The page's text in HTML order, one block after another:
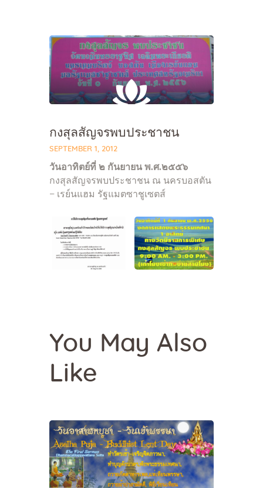
Home
About Us
Classes & Events
Meditation
Galleries
กงสุลสัญจรพบประชาชน
SEPTEMBER 1, 2012
วันอาทิตย์ที่ ๒ กันยายน พ.ศ.๒๕๕๖
กงสุลสัญจรพบประชาชน ณ นครบอสตัน
– เรย์นแฮม รัฐแมตซาชูเซตส์
You May Also
Like